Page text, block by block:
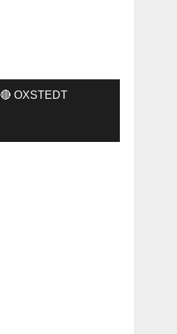
🔴 OXSTEDT